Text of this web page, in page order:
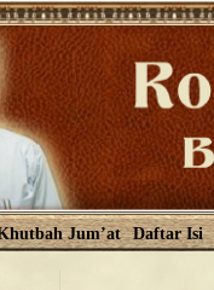
Jum’at Daftar Isi